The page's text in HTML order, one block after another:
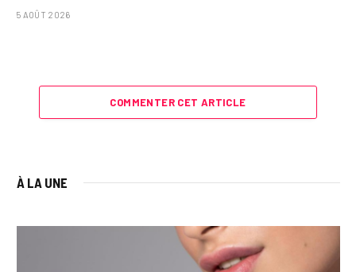
5 AOÛT 2026
COMMENTER CET ARTICLE
À LA UNE